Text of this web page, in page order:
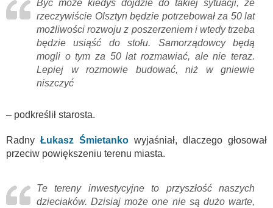
Być może kiedyś dojdzie do takiej sytuacji, że
rzeczywiście Olsztyn będzie potrzebował za 50 lat
możliwości rozwoju z poszerzeniem i wtedy trzeba
będzie usiąść do stołu. Samorządowcy będą
mogli o tym za 50 lat rozmawiać, ale nie teraz.
Lepiej w rozmowie budować, niż w gniewie
niszczyć
– podkreślił starosta.
Radny Łukasz Śmietanko wyjaśniał, dlaczego głosował
przeciw powiększeniu terenu miasta.
Te tereny inwestycyjne to przyszłość naszych
dzieciaków. Dzisiaj może one nie są dużo warte,